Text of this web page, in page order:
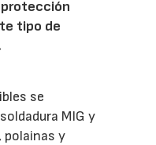
tipo de
se
MIG y
polainas y